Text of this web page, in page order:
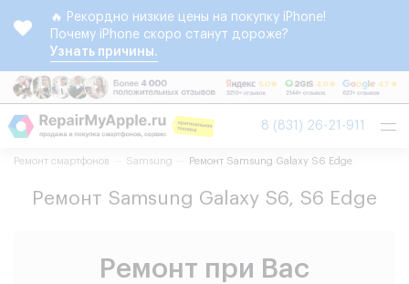
🔥 Рекордно низкие цены на покупку iPhone!
Почему iPhone скоро станут дороже?
Узнать причины.
8 (831) 26-21-911
Ремонт смартфонов Samsung Ремонт Samsung Galaxy S6 Edge
Ремонт Samsung Galaxy S6, S6 Edge
Ремонт при Вас